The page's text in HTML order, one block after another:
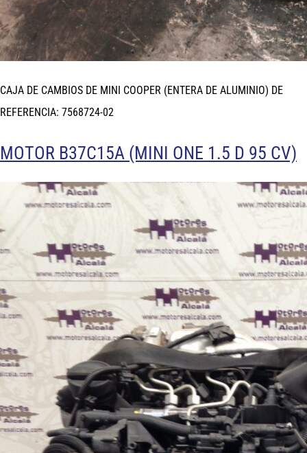
CAJA DE CAMBIOS DE MINI COOPER (ENTERA DE ALUMINIO) DE
REFERENCIA: 7568724-02
MOTOR B37C15A (MINI ONE 1.5 D 95 CV)